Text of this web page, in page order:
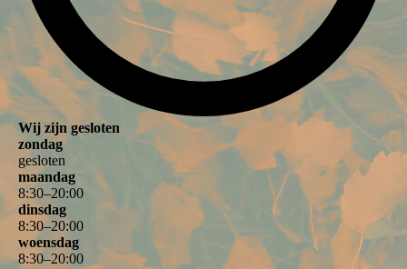
Wij zijn gesloten
zondag
gesloten
maandag
8:30–20:00
dinsdag
8:30–20:00
woensdag
8:30–20:00